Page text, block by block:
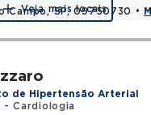
Campo, SP, 09750730 •
Veja mais locais
de Hipertensão Arterial
- Cardiologia